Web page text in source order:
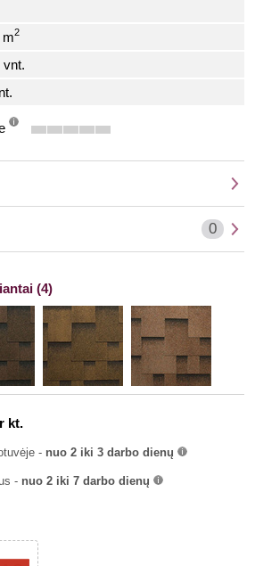
m2
vnt.
0
(4)
kt.
- nuo 2 iki 3 darbo dienų
- nuo 2 iki 7 darbo dienų